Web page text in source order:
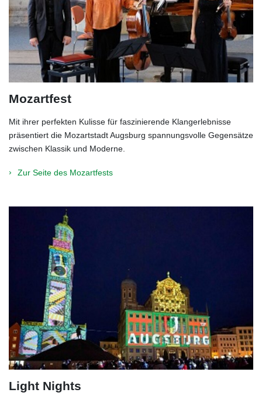
Mozartfest
Mit ihrer perfekten Kulisse für faszinierende Klangerlebnisse
präsentiert die Mozartstadt Augsburg spannungsvolle Gegensätze
zwischen Klassik und Moderne.
Zur Seite des Mozartfests
Light Nights